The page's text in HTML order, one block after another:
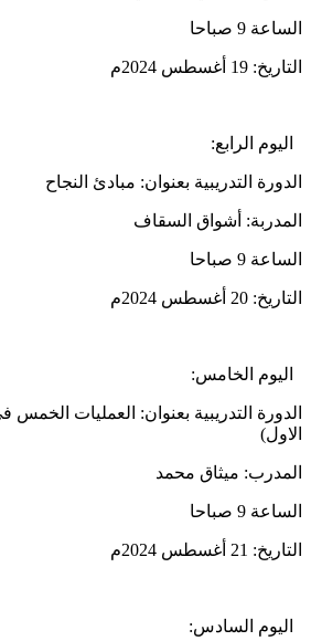
الساعة 9 صباحا
التاريخ: 19 أغسطس 2024م
اليوم الرابع:
الدورة التدريبية بعنوان: مبادئ النجاح
المدربة: أشواق السقاف
الساعة 9 صباحا
التاريخ: 20 أغسطس 2024م
اليوم الخامس:
الدورة التدريبية بعنوان: العمليات الخمس
الاول)
المدرب: ميثاق محمد
الساعة 9 صباحا
التاريخ: 21 أغسطس 2024م
اليوم السادس: